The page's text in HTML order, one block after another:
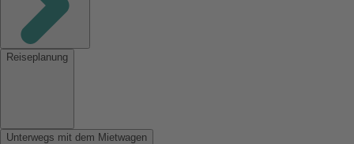
Reiseplanung
Unterwegs mit dem Mietwagen